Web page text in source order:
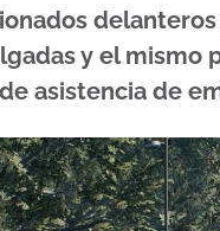
y el mismo
asistencia de